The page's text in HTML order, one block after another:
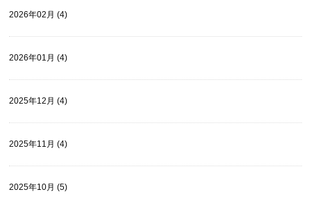
2026年02月 (4)
2026年01月 (4)
2025年12月 (4)
2025年11月 (4)
2025年10月 (5)